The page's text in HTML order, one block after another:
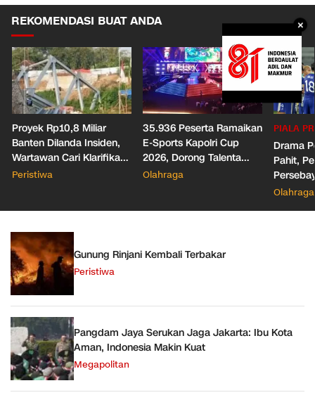
REKOMENDASI BUAT ANDA
Proyek Rp10,8 Miliar
Banten Dilanda Insiden,
Wartawan Cari Klarifikasi
Malah Diblokir!
Peristiwa
35.936 Peserta Ramaikan
E-Sports Kapolri Cup
2026, Dorong Talenta
Digital dan Keamanan
Olahraga
PIALA
Drama
Pahit,
Olahraga
Gunung Rinjani Kembali Terbakar
Peristiwa
Pangdam Jaya Serukan Jaga Jakarta: Ibu Kota
Aman, Indonesia Makin Kuat
Megapolitan
×